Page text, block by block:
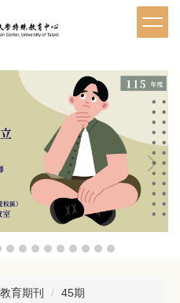
育期刊 45期